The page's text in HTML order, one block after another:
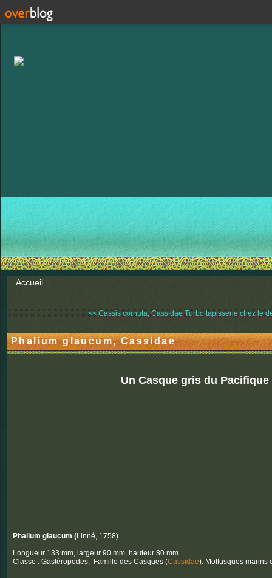
Accueil
<< Cassis cornuta, Cassidae Turbo tapisserie chez le
Phalium glaucum, Cassidae
Un Casque gris du Pacifique
Phalium glaucum (Linné, 1758)
Longueur 133 mm, largeur 90 mm, hauteur 80 mm
Classe : Gastéropodes; Famille des Casques (Cassidae): Mollusques marins